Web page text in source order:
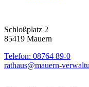
Schloßplatz 2
85419 Mauern
Telefon: 08764 89-0
rathaus@mauern-